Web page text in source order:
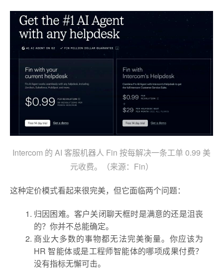
Intercom 的 AI 客服机器人 Fin 按每解决一条工单 0.99 美
元收费。（来源：Fin）
这种定价模式看起来很完美，但它面临两个问题：
归因困难。客户关闭聊天框时是满意的还是沮丧
的？你并不总能确定。
商业大多数的事物都无法完美衡量。你应该为
HR 智能体或是工程师智能体的哪项成果付费？
没有指标无懈可击。